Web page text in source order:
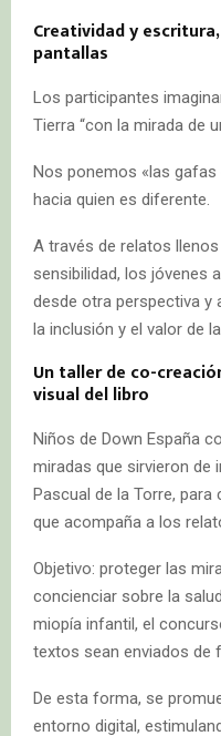
Creatividad y
pantallas
Los participantes
Tierra “con la mirada de
Nos ponemos «las gafas
hacia quien es diferente.
A través de relatos
sensibilidad, los jóvenes
desde otra perspectiva y
la inclusión y el valor de
Un taller de co-
visual del libro
Niños de Down España
miradas que sirvieron de
Pascual de la Torre,
que acompaña a los
Objetivo: proteger las
concienciar sobre la
miopía infantil, el
textos sean enviados de
De esta forma, se
entorno digital,